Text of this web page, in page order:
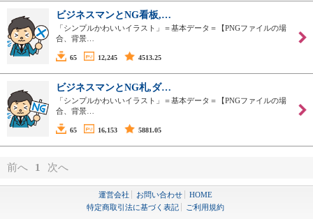
ビジネスマンとNG看板,…
「シンプルかわいいイラスト」＝基本データ＝【PNGファイルの場
合、背景…
65 12,245 4513.25
ビジネスマンとNG札,ダ…
「シンプルかわいいイラスト」＝基本データ＝【PNGファイルの場
合、背景…
65 16,153 5881.05
前へ 1 次へ
運営会社 お問い合わせ
HOME
特定商取引法に基づく表記
ご利用規約